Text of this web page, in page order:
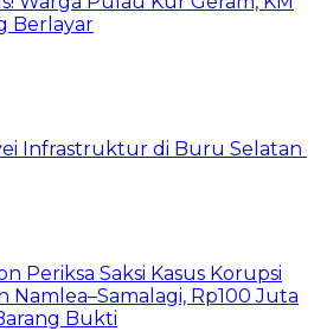
Berlayar
Infrastruktur di Buru Selatan
Periksa Saksi Kasus Korupsi
Namlea–Samalagi, Rp100 Juta
Bukti